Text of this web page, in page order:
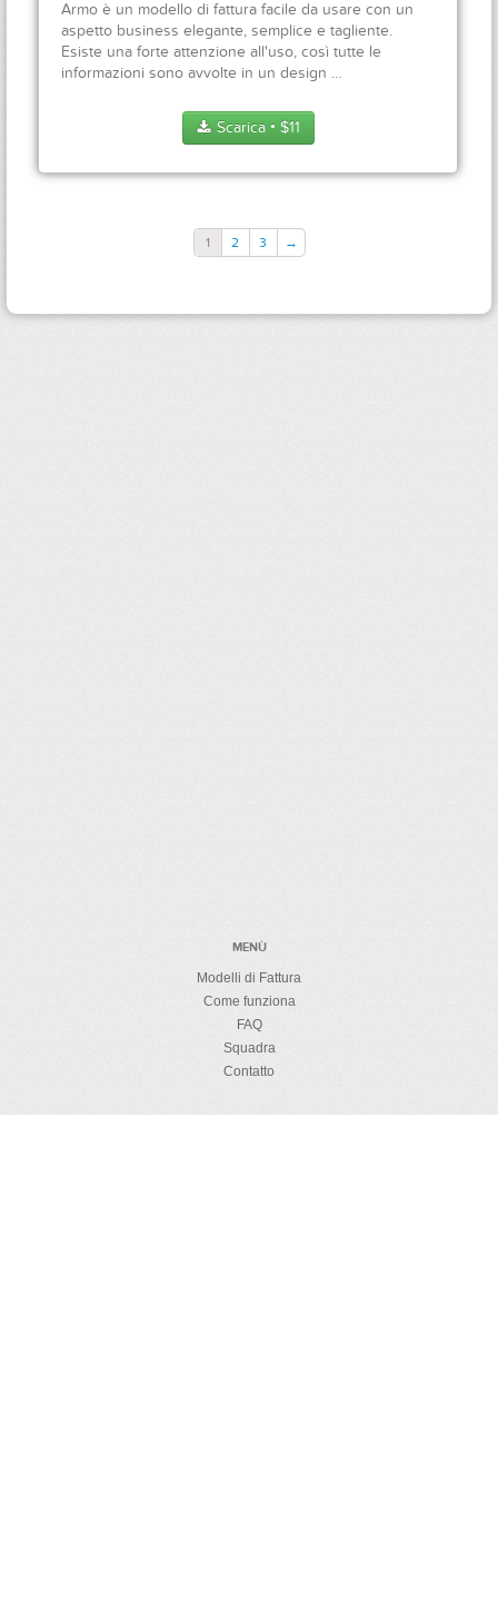
Armo è un modello di fattura facile da usare con un
aspetto business elegante, semplice e tagliente.
Esiste una forte attenzione all'uso, così tutte le
informazioni sono avvolte in un design …
Scarica ● $11
1 2 3 →
MENÙ
Modelli di Fattura
Come funziona
FAQ
Squadra
Contatto